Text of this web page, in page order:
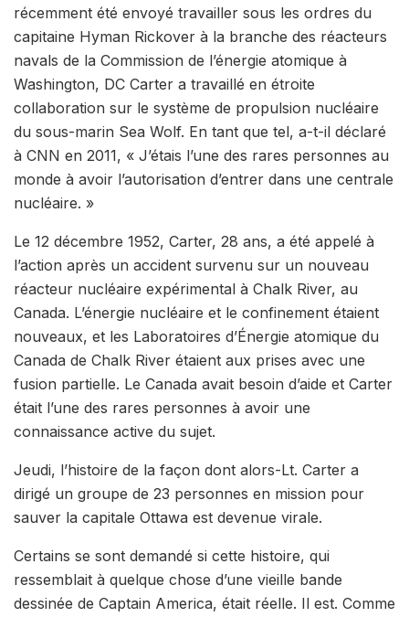
récemment été envoyé travailler sous les ordres du
capitaine Hyman Rickover à la branche des réacteurs
navals de la Commission de l’énergie atomique à
Washington, DC Carter a travaillé en étroite
collaboration sur le système de propulsion nucléaire
du sous-marin Sea Wolf. En tant que tel, a-t-il déclaré
à CNN en 2011, « J’étais l’une des rares personnes au
monde à avoir l’autorisation d’entrer dans une centrale
nucléaire. »
Le 12 décembre 1952, Carter, 28 ans, a été appelé à
l’action après un accident survenu sur un nouveau
réacteur nucléaire expérimental à Chalk River, au
Canada. L’énergie nucléaire et le confinement étaient
nouveaux, et les Laboratoires d’Énergie atomique du
Canada de Chalk River étaient aux prises avec une
fusion partielle. Le Canada avait besoin d’aide et Carter
était l’une des rares personnes à avoir une
connaissance active du sujet.
Jeudi, l’histoire de la façon dont alors-Lt. Carter a
dirigé un groupe de 23 personnes en mission pour
sauver la capitale Ottawa est devenue virale.
Certains se sont demandé si cette histoire, qui
ressemblait à quelque chose d’une vieille bande
dessinée de Captain America, était réelle. Il est. Comme